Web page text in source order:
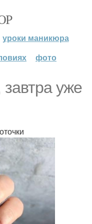
уроки маникюра
фото
ужe